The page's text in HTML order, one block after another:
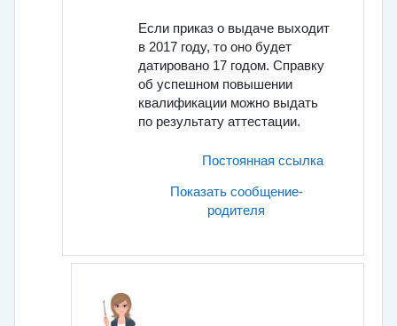
Если приказ о выдаче выходит
в 2017 году, то оно будет
датировано 17 годом. Справку
об успешном повышении
квалификации можно выдать
по результату аттестации.
Постоянная ссылка
Показать сообщение-
родителя